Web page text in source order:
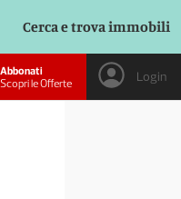
Cerca e trova immobili
Abbonati
Scopri le Offerte
Login